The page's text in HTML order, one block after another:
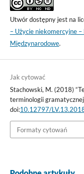
Utwór dostępny jest na
– Użycie niekomercyjne
Międzynarodowe.
Jak cytować
Stachowski, M. (2018)
terminologii
doi:10.12797/
Formaty cytowań